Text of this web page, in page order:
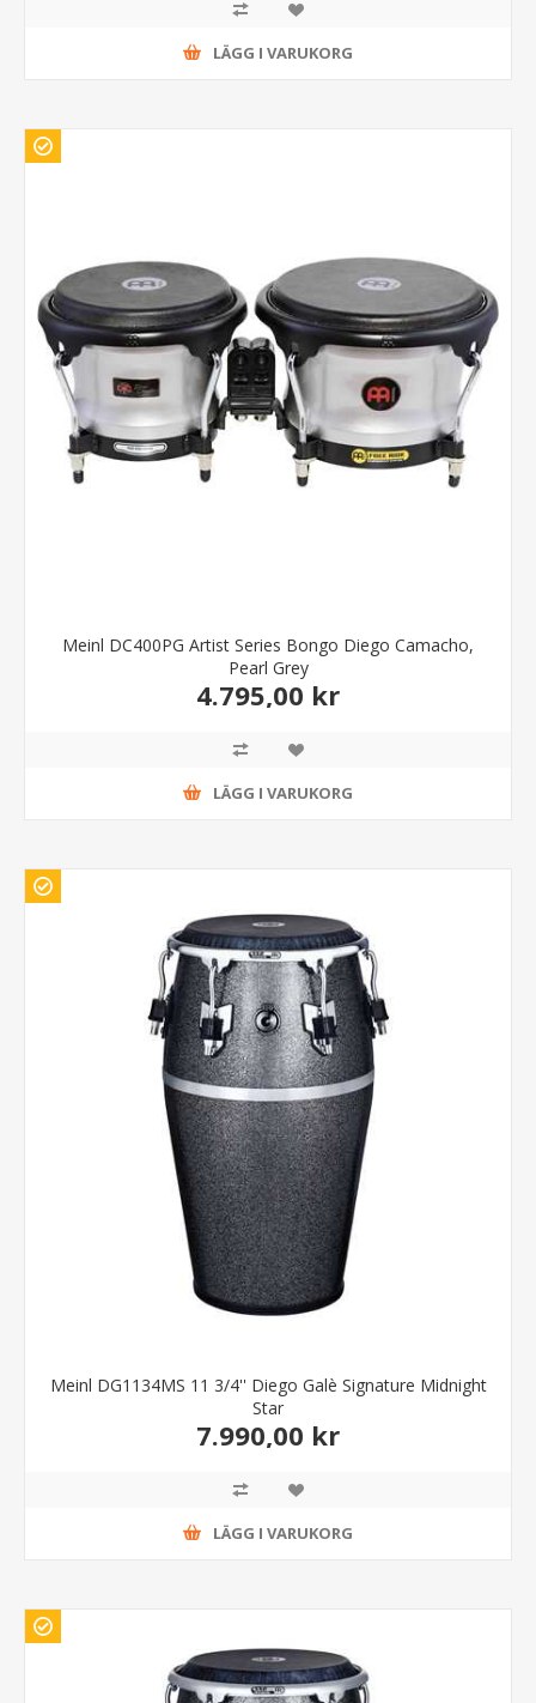
LÄGG I VARUKORG
Meinl DC400PG Artist Series Bongo Diego Camacho,
Pearl Grey
4.795,00 kr
LÄGG I VARUKORG
Meinl DG1134MS 11 3/4'' Diego Galè Signature Midnight
Star
7.990,00 kr
LÄGG I VARUKORG